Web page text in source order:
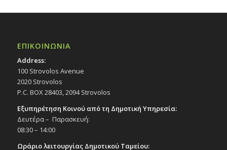
ΕΠΙΚΟΙΝΩΝΙΑ
Address:
100 Strovolos Avenue
2020 Strovolos
P.C. BOX 28403, 2094 Strovolos
Εξυπηρέτηση Κοινού από τη Δημοτική Υπηρεσία:
Δευτέρα – Παρασκευή:
08:30 – 14:00
Ωράριο λειτουργίας Δημοτικού Ταμείου: